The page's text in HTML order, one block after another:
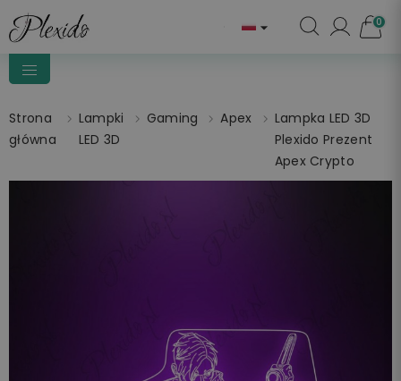
 0
Strona
główna
Lampki
LED 3D
Gaming Apex
Lampka LED 3D
Plexido Prezent
Apex Crypto